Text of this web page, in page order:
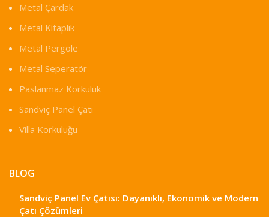
Metal Çardak
Metal Kitaplık
Metal Pergole
Metal Seperatör
Paslanmaz Korkuluk
Sandviç Panel Çatı
Villa Korkuluğu
BLOG
Sandviç Panel Ev Çatısı: Dayanıklı, Ekonomik ve Modern
Çatı Çözümleri